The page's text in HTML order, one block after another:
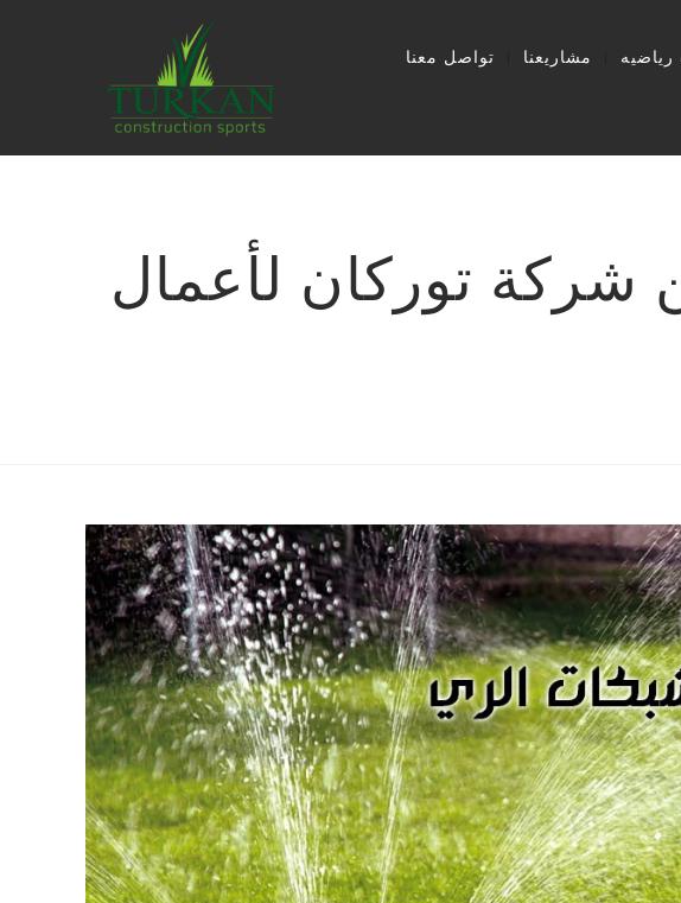
مشاريعنا تواصل معنا
شركة توركان لأعمال